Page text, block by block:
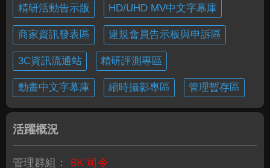
精研活動告示版 HD/UHD MV中文字幕庫
商家資訊發表區 違規會員告示板與申訴區
3C資訊流通站 精研評測專區
動畫中文字幕庫 縮時攝影專區 管理暫存區
活躍概況
管理群組：
8K 司令